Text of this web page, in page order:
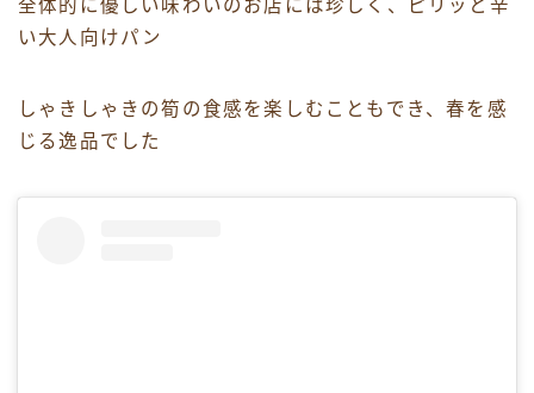
全体的に優しい味わいのお店には珍しく、ピリッと辛
い大人向けパン
しゃきしゃきの筍の食感を楽しむこともでき、春を感
じる逸品でした